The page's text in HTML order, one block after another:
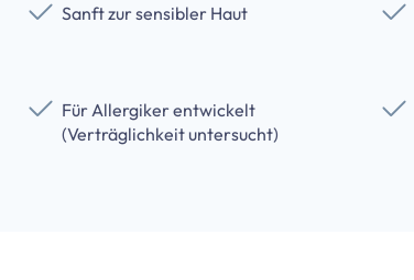
Sanft zur sensibler Haut
Für Allergiker entwickelt
(Verträglichkeit untersucht)